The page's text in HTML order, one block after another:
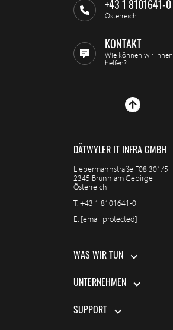
+43 1 8101641-0
Österreich
KONTAKT
Wie können wir Ihnen
helfen?
DÄTWYLER IT INFRA GMBH
Liebermannstraße F08 301/5
2345 Brunn am Gebirge
Österreich
T.+43 1 8101641-0
E. [email protected]
WAS WIR TUN
UNTERNEHMEN
SUPPORT